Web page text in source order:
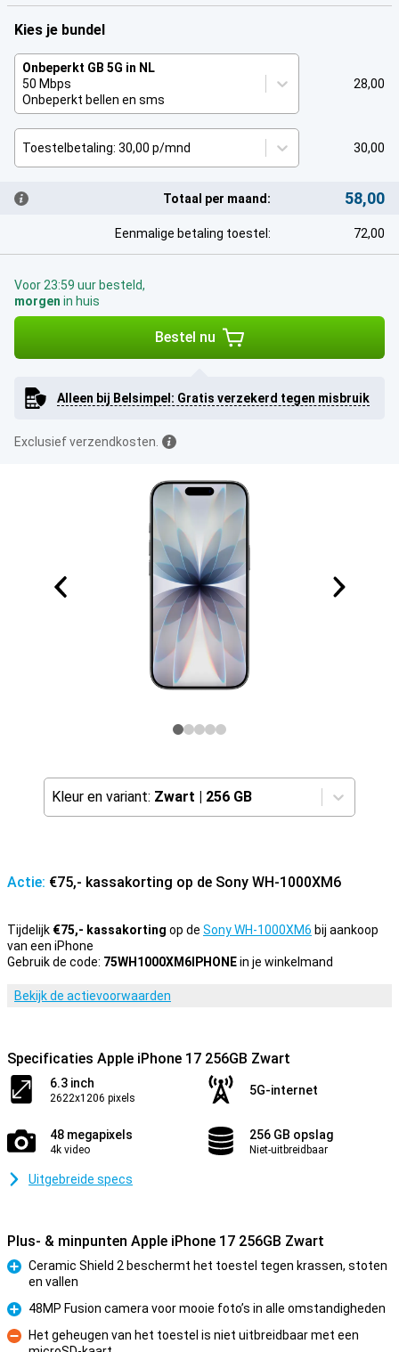
Kleur en variant: Zwart | 256 GB
Kies je bundel
Onbeperkt GB 5G in NL
50 Mbps
Onbeperkt bellen en sms
28,00
Toestelbetaling: 30,00 p/mnd 30,00
Totaal per maand: 58,00
Eenmalige betaling toestel: 72,00
Voor 23:59 uur besteld,
morgen in huis
Bestel nu
Alleen bij Belsimpel: Gratis verzekerd tegen misbruik
Exclusief verzendkosten.
Actie: €75,- kassakorting op de Sony WH-1000XM6
Tijdelijk €75,- kassakorting op de Sony WH-1000XM6 bij aankoop
van een iPhone
Gebruik de code: 75WH1000XM6IPHONEin je winkelmand
Bekijk de actievoorwaarden
Specificaties Apple iPhone 17 256GB Zwart
6.3 inch
2622x1206 pixels
5G-internet
48 megapixels
4k video
256 GB opslag
Niet-uitbreidbaar
Uitgebreide specs
Plus- & minpunten Apple iPhone 17 256GB Zwart
Pluspunt
Ceramic Shield 2 beschermt het toestel tegen krassen, stoten
en vallen
Pluspunt
48MP Fusion camera voor mooie foto’s in alle omstandigheden
Het geheugen van het toestel is niet uitbreidbaar met een